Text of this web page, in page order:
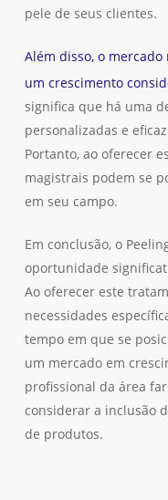
pele de seus clientes.
Além disso, o
um crescimento
significa que há uma
personalizadas e
Portanto, ao oferecer
magistrais podem se
em seu campo.
Em conclusão, o
oportunidade
Ao oferecer este
necessidades
tempo em que se
um mercado em
profissional da área
considerar a inclusão
de produtos.